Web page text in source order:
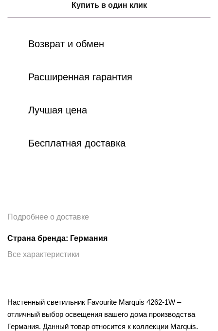
Купить в один клик
Возврат и обмен
Расширенная гарантия
Лучшая цена
Бесплатная доставка
Подробнее о доставке
Страна бренда: Германия
Все характеристики
Настенный светильник Favourite Marquis 4262-1W –
отличный выбор освещения вашего дома производства
Германия. Данный товар относится к коллекции Marquis.